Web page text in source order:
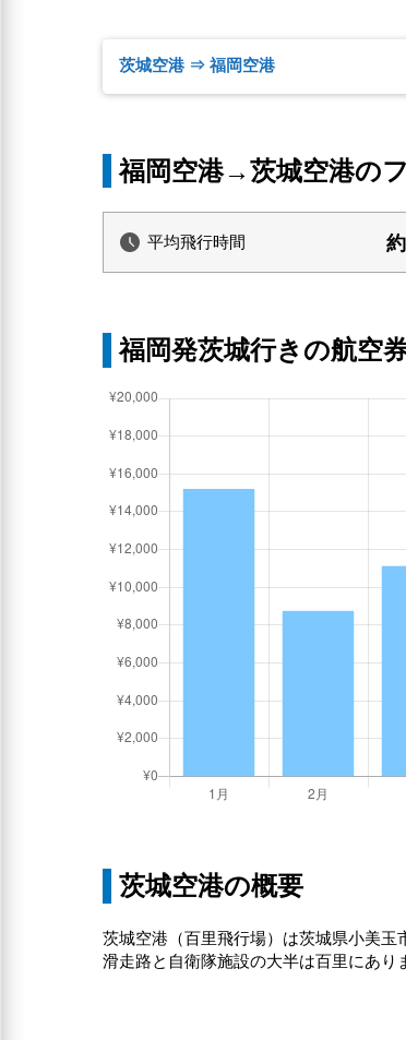
茨城空港 ⇒ 福岡空港
福岡空港→茨城空港の
平均飛行時間
福岡発茨城行きの航空
茨城空港の概要
茨城空港（百里飛行場）は茨城県小美
滑走路と自衛隊施設の大半は百里にあり